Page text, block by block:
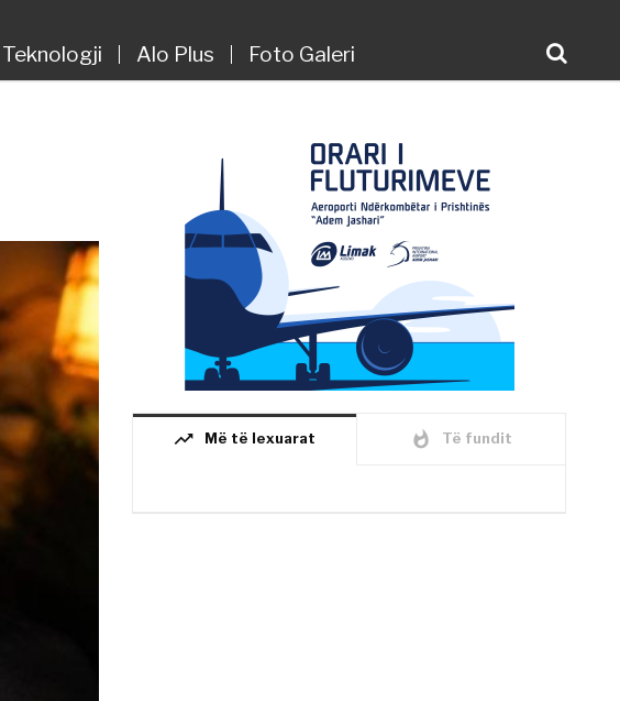
Teknologji Alo Plus Foto Galeri
trending_up Më të lexuarat whatshot Të fundit